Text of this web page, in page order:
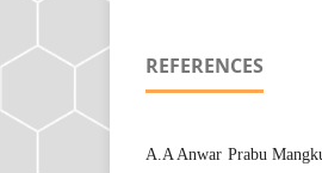
REFERENCES
A.A Anwar Prabu